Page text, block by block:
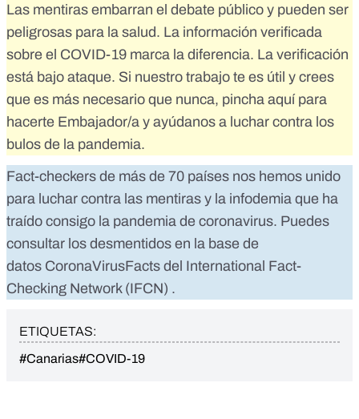
Las mentiras embarran el debate público y pueden ser
peligrosas para la salud. La información verificada
sobre el COVID-19 marca la diferencia. La verificación
está bajo ataque. Si nuestro trabajo te es útil y crees
que es más necesario que nunca, pincha aquí para
hacerte Embajador/a y ayúdanos a luchar contra los
bulos de la pandemia.
Fact-checkers de más de 70 países nos hemos unido
para luchar contra las mentiras y la infodemia que ha
traído consigo la pandemia de coronavirus. Puedes
consultar los desmentidos en la base de
datos CoronaVirusFacts del International Fact-
Checking Network (IFCN) .
ETIQUETAS:
#Canarias#COVID-19